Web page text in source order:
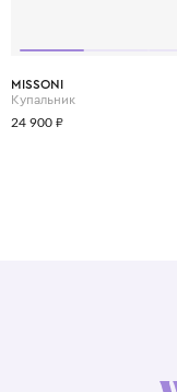
трикотажные костюмы
образы без лишних
стиль, проверенный
MISSONI
Купальник
24 900 ₽